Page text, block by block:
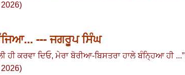
--- ਜਗਰੂਪ ਸਿੰਘ
ਹੀ ਕਰਵਾ ਦਿਓ, ਮੇਰਾ ਬੋਰੀਆ-ਬਿਸਤਰਾ ਹਾਲੇ ਬੰਨ੍ਹਿਆ ਹੀ ...”